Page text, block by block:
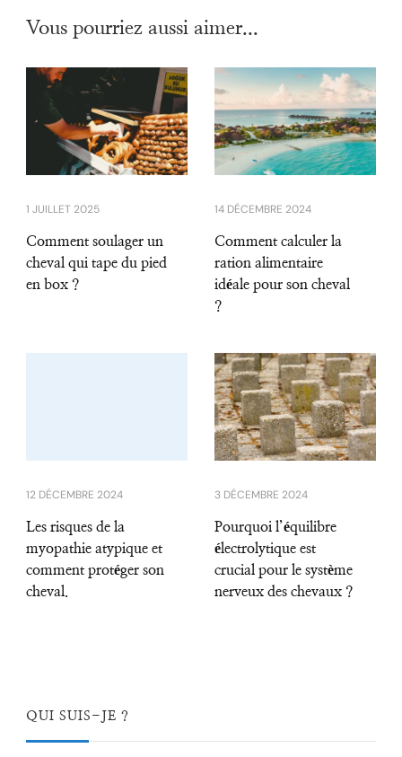
Vous pourriez aussi aimer...
1 JUILLET 2025
Comment soulager un
cheval qui tape du pied
en box ?
14 DÉCEMBRE 2024
Comment calculer la
ration alimentaire
idéale pour son cheval
?
12 DÉCEMBRE 2024
Les risques de la
myopathie atypique et
comment protéger son
cheval.
3 DÉCEMBRE 2024
Pourquoi l’équilibre
électrolytique est
crucial pour le système
nerveux des chevaux ?
QUI SUIS-JE ?